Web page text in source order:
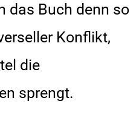
das Buch denn so
Konflikt,
die
sprengt.